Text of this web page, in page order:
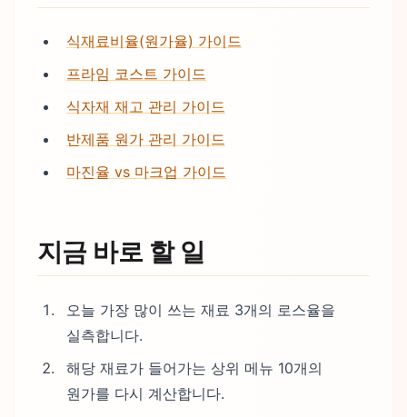
식재료비율(원가율) 가이드
프라임 코스트 가이드
식자재 재고 관리 가이드
반제품 원가 관리 가이드
마진율 vs 마크업 가이드
지금 바로 할 일
오늘 가장 많이 쓰는 재료 3개의 로스율을
실측합니다.
해당 재료가 들어가는 상위 메뉴 10개의
원가를 다시 계산합니다.